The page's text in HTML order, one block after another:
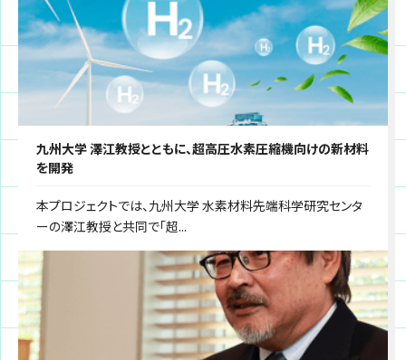
九州大学 澤江教授とともに、超高圧水素圧縮機向けの新材料
を開発
本プロジェクトでは、九州大学 水素材料先端科学研究センタ
ーの澤江教授と共同で「超...